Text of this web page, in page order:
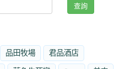
查詢
品田牧場 君品酒店